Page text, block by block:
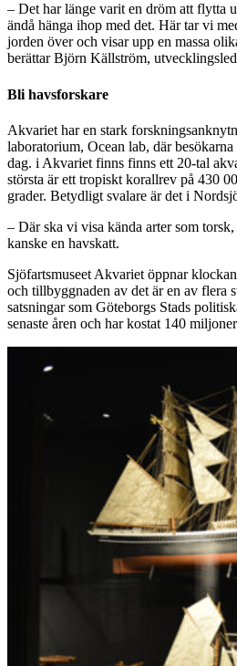
– Det har länge varit en dröm att flytta
ändå hänga ihop med det. Här tar vi
jorden över och visar upp en massa
berättar Björn Källström,
Bli havsforskare
Akvariet har en stark
laboratorium, Ocean lab, där
dag. i Akvariet finns finns ett 20-tal
största är ett tropiskt korallrev på 430
grader. Betydligt svalare är det i
– Där ska vi visa kända arter som
kanske en havskatt.
Sjöfartsmuseet Akvariet öppnar
och tillbyggnaden av det är en av flera
satsningar som Göteborgs Stads
senaste åren och har kostat 140